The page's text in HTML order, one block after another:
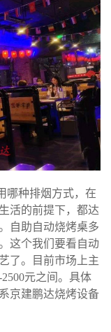
哪种排烟方式，在
活的前提下，都达
自助自动烧烤桌多
这个我们要看自动
了。目前市场上主
元之间。具体
京建鹏达烧烤设备